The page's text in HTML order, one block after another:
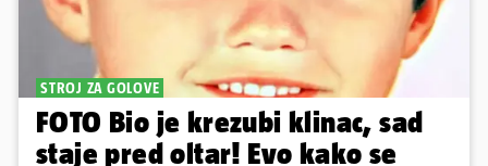
STROJ ZA GOLOVE
FOTO Bio je krezubi klinac, sad
staje pred oltar! Evo kako se